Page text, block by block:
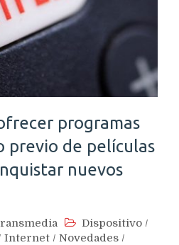
programas
previo de películas
nuevos
Dispositivo /
Internet / Novedades /